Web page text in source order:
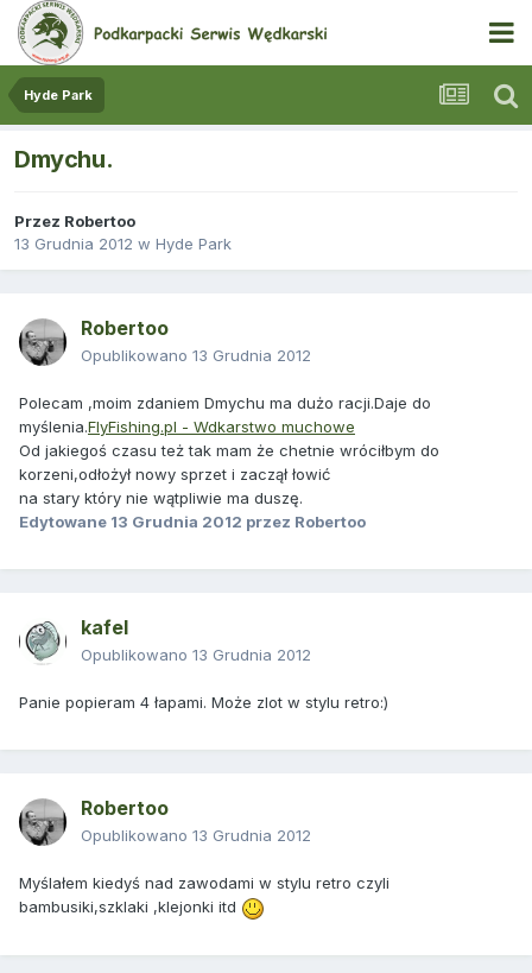
Hyde Park
Dmychu.
Przez Robertoo
13 Grudnia 2012 w Hyde Park
Robertoo
Opublikowano 13 Grudnia 2012
Polecam ,moim zdaniem Dmychu ma dużo racji.Daje do
myślenia.FlyFishing.pl - Wdkarstwo muchowe
Od jakiegoś czasu też tak mam że chetnie wróciłbym do
korzeni,odłożył nowy sprzet i zaczął łowić
na stary który nie wątpliwie ma duszę.
Edytowane 13 Grudnia 2012 przez Robertoo
kafel
Opublikowano 13 Grudnia 2012
Panie popieram 4 łapami. Może zlot w stylu retro:)
Robertoo
Opublikowano 13 Grudnia 2012
Myślałem kiedyś nad zawodami w stylu retro czyli
bambusiki,szklaki ,klejonki itd